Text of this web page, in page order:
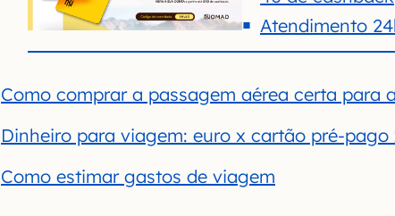
Atendimento
Como comprar a passagem aérea certa para
Dinheiro para viagem: euro x cartão pré-
Como estimar gastos de viagem